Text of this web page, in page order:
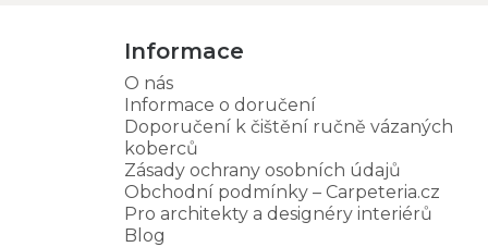
Informace
O nás
Informace o doručení
Doporučení k čištění ručně vázaných
koberců
Zásady ochrany osobních údajů
Obchodní podmínky – Carpeteria.cz
Pro architekty a designéry interiérů
Blog